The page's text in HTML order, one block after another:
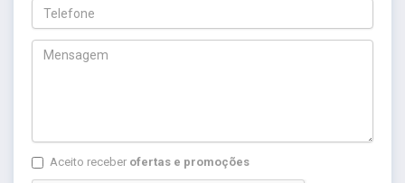
Aceito receber ofertas e promoções